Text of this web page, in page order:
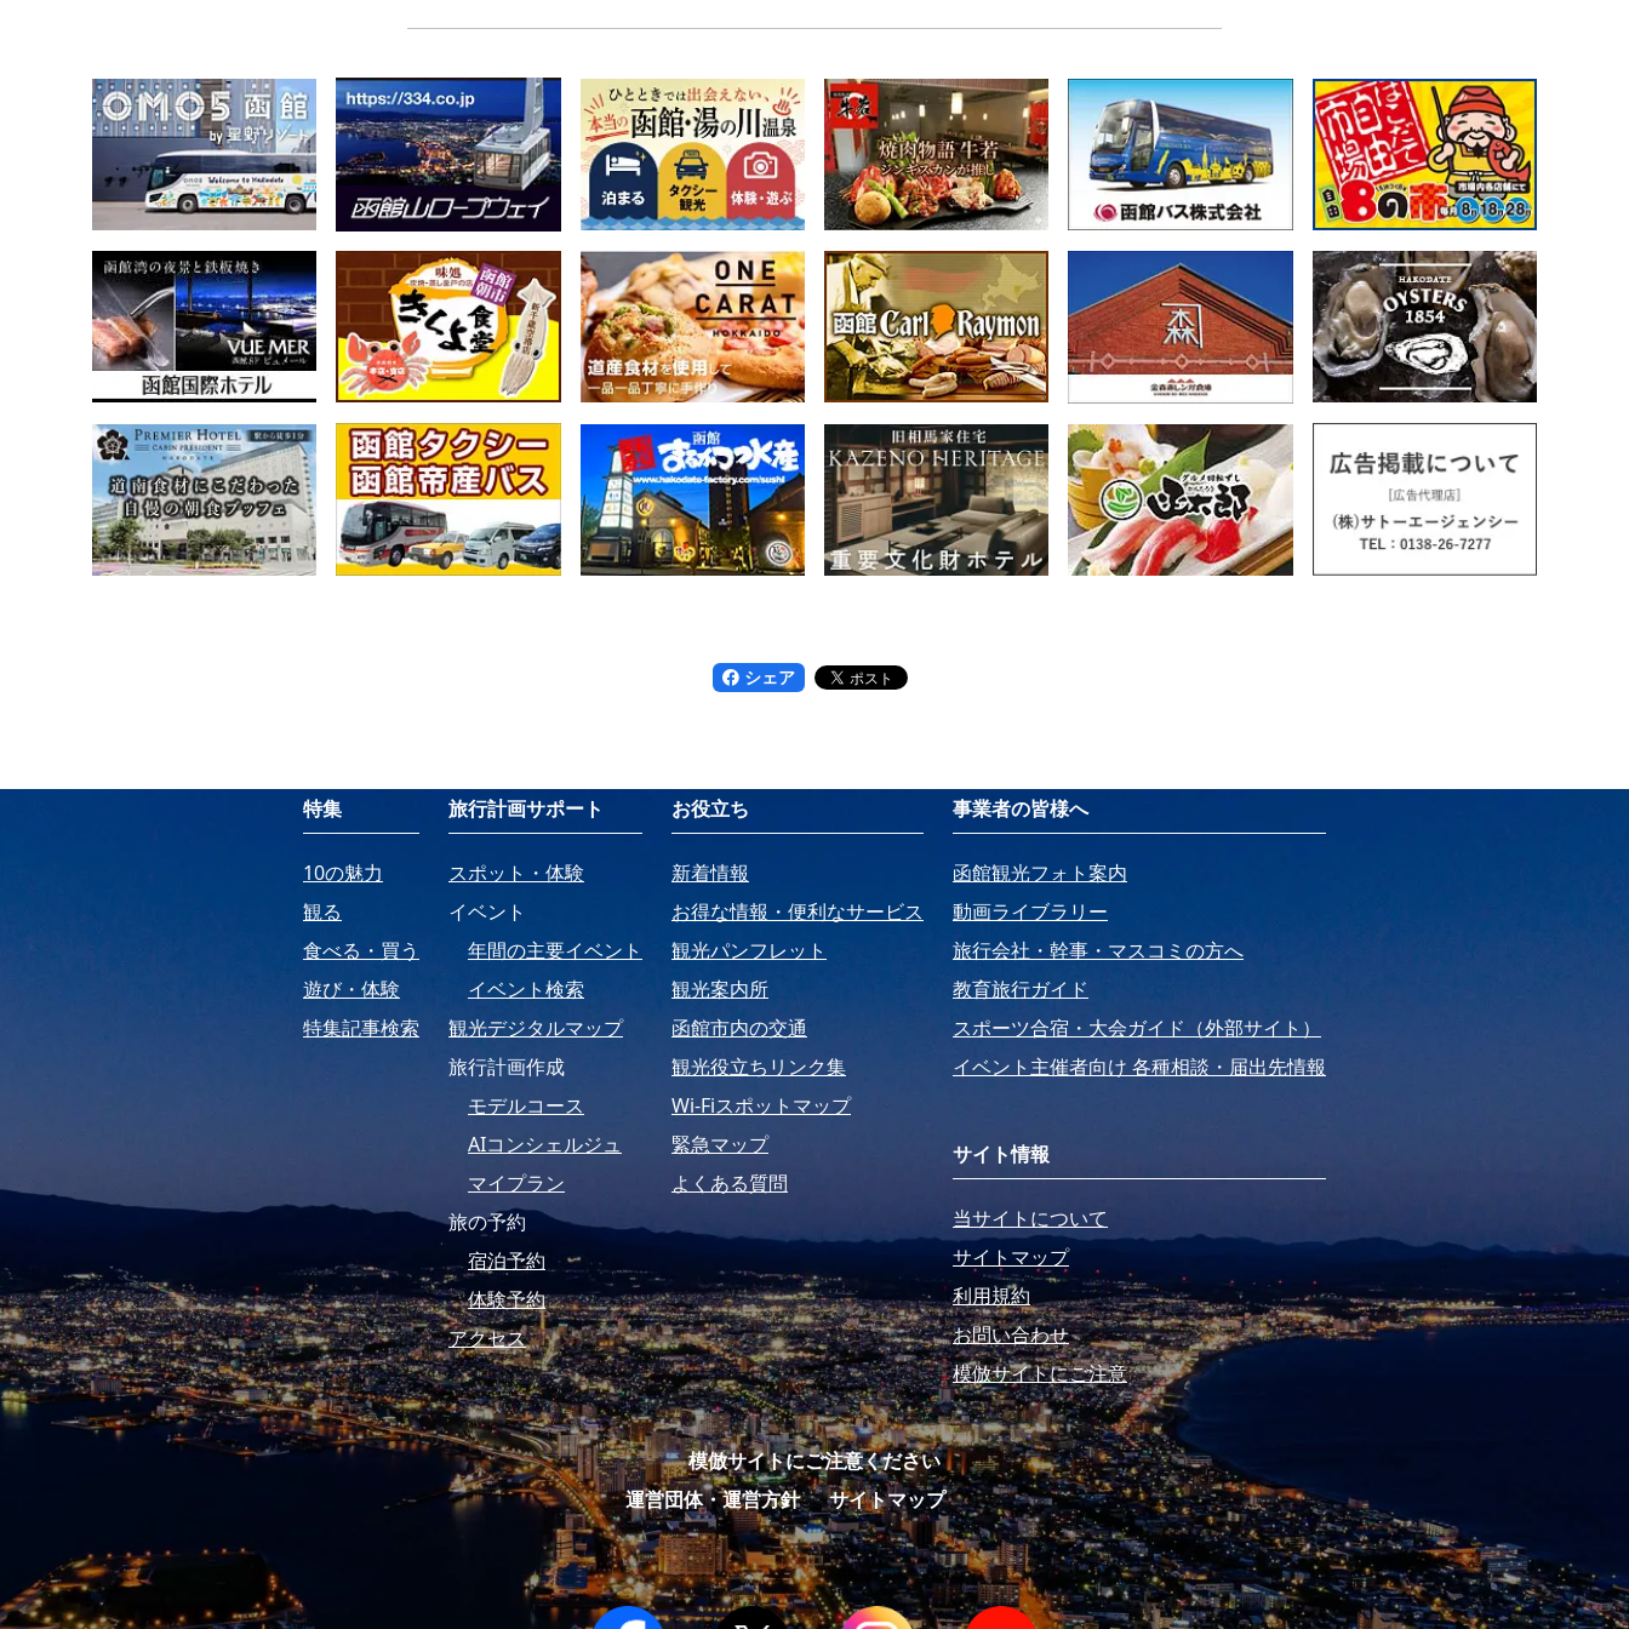
シェア
特集
10の魅力
観る
食べる・買う
遊び・体験
特集記事検索
旅行計画サポート
スポット・体験
イベント
年間の主要イベント
イベント検索
観光デジタルマップ
旅行計画作成
モデルコース
AIコンシェルジュ
マイプラン
旅の予約
宿泊予約
体験予約
アクセス
お役立ち
新着情報
お得な情報・便利なサービス
観光パンフレット
観光案内所
函館市内の交通
観光役立ちリンク集
Wi-Fiスポットマップ
緊急マップ
よくある質問
事業者の皆様へ
函館観光フォト案内
動画ライブラリー
旅行会社・幹事・マスコミの方へ
教育旅行ガイド
スポーツ合宿・大会ガイド（外部サイト）
イベント主催者向け 各種相談・届出先情報
サイト情報
当サイトについて
サイトマップ
利用規約
お問い合わせ
模倣サイトにご注意
模倣サイトにご注意ください
運営団体・運営方針
サイトマップ